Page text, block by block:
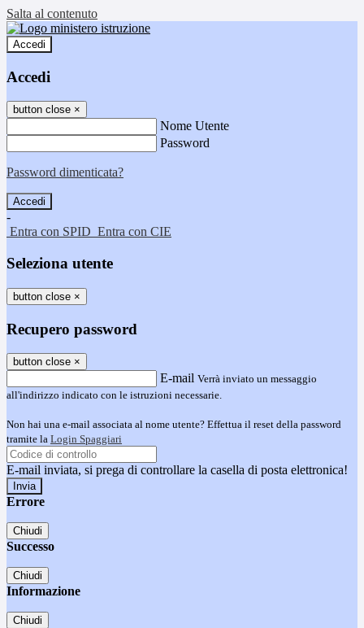
Salta al contenuto
Accedi
Accedi
button close ×
Nome Utente
Password
Password dimenticata?
-
Entra con SPID Entra con CIE
Seleziona utente
button close ×
Recupero password
button close ×
E-mail Verrà inviato un messaggio
all'indirizzo indicato con le istruzioni necessarie.
Non hai una e-mail associata al nome utente? Effettua il reset della password
tramite la Login Spaggiari
E-mail inviata, si prega di controllare la casella di posta elettronica!
Errore
Chiudi
Successo
Chiudi
Informazione
Chiudi